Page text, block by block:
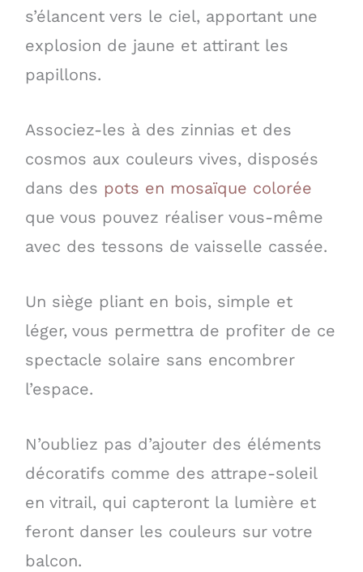
s’élancent vers le ciel, apportant une
explosion de jaune et attirant les
papillons.
Associez-les à des zinnias et des
cosmos aux couleurs vives, disposés
dans des pots en mosaïque colorée
que vous pouvez réaliser vous-même
avec des tessons de vaisselle cassée.
Un siège pliant en bois, simple et
léger, vous permettra de profiter de ce
spectacle solaire sans encombrer
l’espace.
N’oubliez pas d’ajouter des éléments
décoratifs comme des attrape-soleil
en vitrail, qui capteront la lumière et
feront danser les couleurs sur votre
balcon.